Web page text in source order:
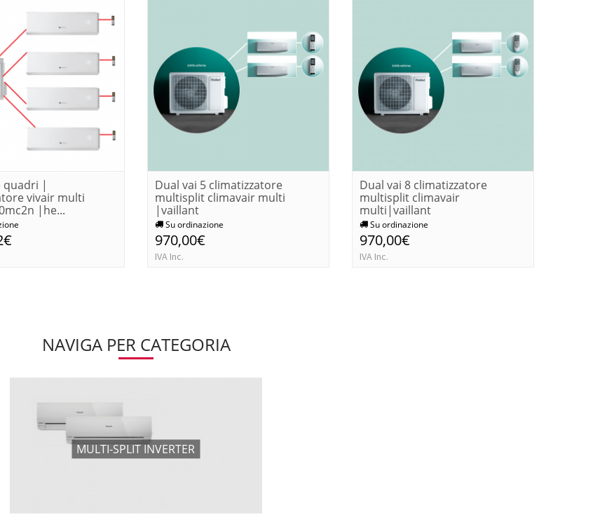
quadri |
vivair multi
|he...
Dual vai 5 climatizzatore
multisplit climavair multi
|vaillant
Su ordinazione
970,00€
IVA Inc.
Dual vai 8 climatizzatore
multisplit climavair
multi|vaillant
Su ordinazione
970,00€
IVA Inc.
NAVIGA PER CATEGORIA
MULTI-SPLIT INVERTER